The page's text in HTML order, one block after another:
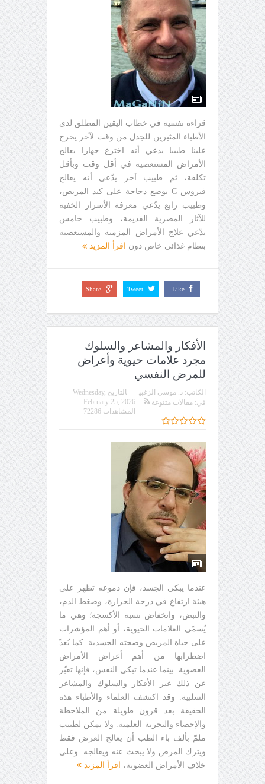
قراءة نفسية في خطاب اليقين المطلق لدى
الأطباء المثيرين للجدل من وقت لآخر يخرج
علينا طبيبا يدعي أنه اخترع جهازا يعالج
الأمراض المستعصية في أقل وقت وبأقل
تكلفة، ثم طبيب آخر يدّعي أنه يعالج
فيروس C بوضع دجاجة على كبد المريض،
وطبيب رابع يدّعي معرفة الأسرار الخفية
للآثار المصرية القديمة، وطبيب خامس
يدّعي علاج الأمراض المزمنة والمستعصية
بنظام غذائي خاص دون
اقرأ المزيد
Like
Tweet
Share
الأفكار والمشاعر والسلوك
مجرد علامات حيوية وأعراض
للمرض النفسي
الكاتب: د. موسى الزغبي التاريخ Wednesday,
February 25, 2026
في: مقالات متنوعة
المشاهدات 72286
عندما يبكي الجسد، فإن دموعه تظهر على
هيئة ارتفاع في درجة الحرارة، وضغط الدم،
والنبض، وانخفاض نسبة الأكسجة؛ وهي ما
يُسمّى العلامات الحيوية، أو أهم المؤشرات
على حياة المريض وصحته الجسدية. كما يُعدّ
اضطرابها من أهم أعراض الأمراض
العضوية. بينما عندما تبكي النفس، فإنها تعبّر
عن ذلك عبر الأفكار والسلوك والمشاعر
السلبية. وقد اكتشف العلماء والأطباء هذه
الحقيقة بعد قرون طويلة من الملاحظة
والإحصاء والتجربة العلمية. ولا يمكن لطبيب
ملمّ بألف باء الطب أن يعالج العرض فقط
ويترك المرض ولا يبحث عنه ويعالجه. وعلى
خلاف الأمراض العضوية، اقرأ المزيد